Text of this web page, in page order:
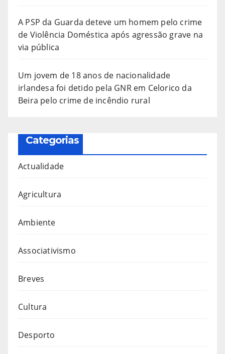
A PSP da Guarda deteve um homem pelo crime
de Violência Doméstica após agressão grave na
via pública
Um jovem de 18 anos de nacionalidade
irlandesa foi detido pela GNR em Celorico da
Beira pelo crime de incêndio rural
Categorias
Actualidade
Agricultura
Ambiente
Associativismo
Breves
Cultura
Desporto